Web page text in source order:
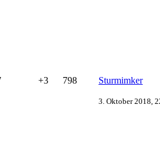
+3 798 Sturmimker
3. Oktober 2018,